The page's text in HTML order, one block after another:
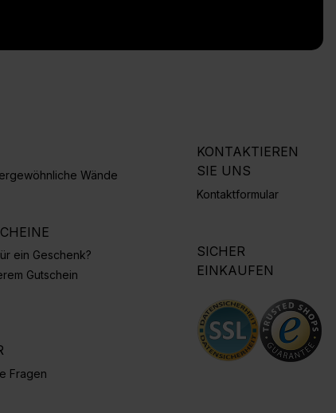
Wände
ein Geschenk?
Gutschein
Fragen
KONTAKTIEREN
SIE UNS
Kontaktformular
SICHER
EINKAUFEN